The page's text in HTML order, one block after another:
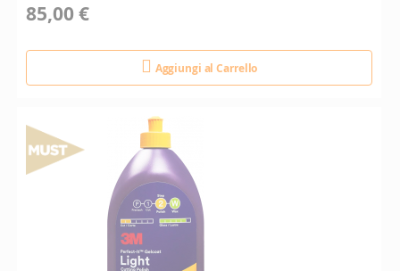
85,00 €
Aggiungi al Carrello